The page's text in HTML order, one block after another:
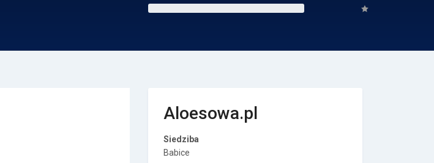
Aloesowa.pl
Siedziba
Babice